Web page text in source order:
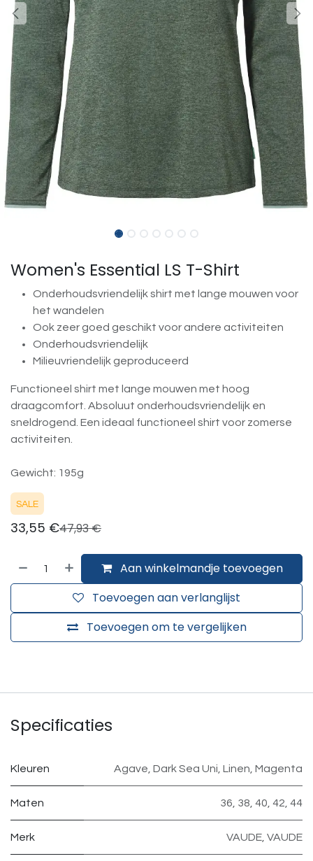
Women's Essential LS T-Shirt
Onderhoudsvriendelijk shirt met lange mouwen voor
het wandelen
Ook zeer goed geschikt voor andere activiteiten
Onderhoudsvriendelijk
Milieuvriendelijk geproduceerd
Functioneel shirt met lange mouwen met hoog
draagcomfort. Absoluut onderhoudsvriendelijk en
sneldrogend. Een ideaal functioneel shirt voor zomerse
activiteiten.
Gewicht: 195g
SALE
33,55 €47,93€
Aan winkelmandje toevoegen
Toevoegen om te vergelijken
Toevoegen aan verlanglijst
Specificaties
Kleuren Agave Dark Sea Uni Linen Magenta
Maten 36 38 40 42 44
Merk VAUDE VAUDE